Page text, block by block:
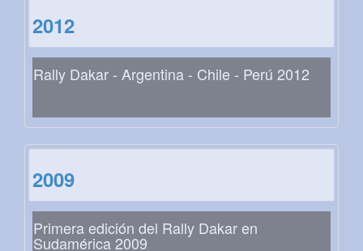
2012
Rally Dakar - Argentina - Chile - Perú 2012
2009
Primera edición del Rally Dakar en
Sudamérica 2009